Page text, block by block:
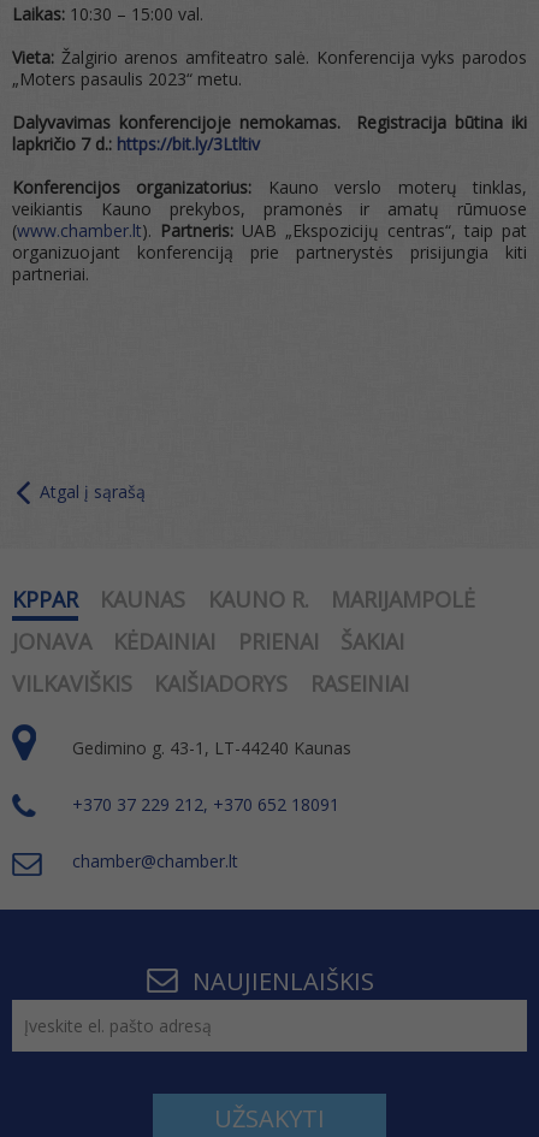
Laikas: 10:30 – 15:00 val.
Vieta: Žalgirio arenos amfiteatro salė. Konferencija vyks parodos
„Moters pasaulis 2023“ metu.
Dalyvavimas konferencijoje nemokamas.
Registracija būtina iki
lapkričio 7 d.: https://bit.ly/3Ltltiv
Konferencijos organizatorius:
Kauno verslo moterų tinklas,
veikiantis Kauno prekybos, pramonės ir amatų rūmuose
(www.chamber.lt). Partneris: UAB „Ekspozicijų centras“, taip pat
organizuojant konferenciją prie partnerystės prisijungia kiti
partneriai.
Atgal į sąrašą
KPPAR KAUNAS KAUNO R.
MARIJAMPOLĖ
JONAVA
KĖDAINIAI PRIENAI
ŠAKIAI
VILKAVIŠKIS
KAIŠIADORYS RASEINIAI
Gedimino g. 43-1, LT-44240 Kaunas
+370 37 229 212, +370 652 18091
chamber@chamber.lt
NAUJIENLAIŠKIS
UŽSAKYTI